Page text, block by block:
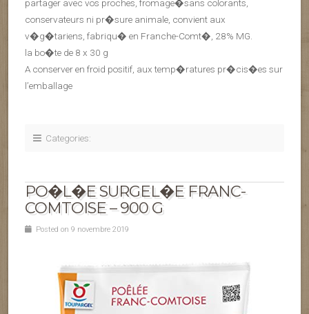
partager avec vos proches, fromage�sans colorants,
conservateurs ni pr�sure animale, convient aux
v�g�tariens, fabriqu� en Franche-Comt�, 28% MG.
la bo�te de 8 x 30 g
A conserver en froid positif, aux temp�ratures pr�cis�es sur
l’emballage
Categories:
PO�L�E SURGEL�E FRANC-
COMTOISE – 900 G
Posted on 9 novembre 2019